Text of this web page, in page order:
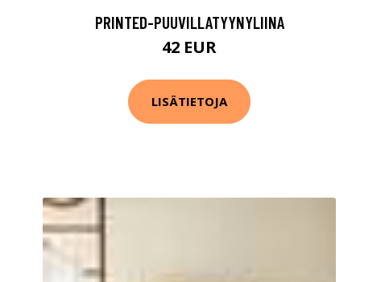
PRINTED-PUUVILLATYYNYLIINA
42 EUR
LISÄTIETOJA